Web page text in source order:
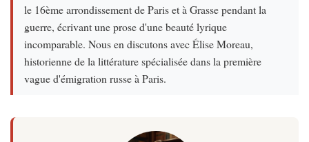
le 16ème arrondissement de Paris et à Grasse pendant la
guerre, écrivant une prose d'une beauté lyrique
incomparable. Nous en discutons avec Élise Moreau,
historienne de la littérature spécialisée dans la première
vague d'émigration russe à Paris.